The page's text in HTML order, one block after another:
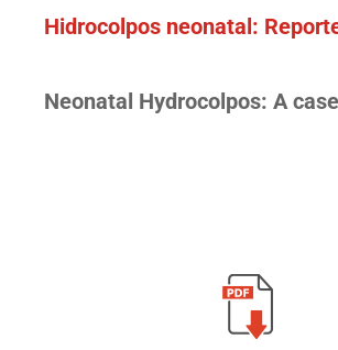
Hidrocolpos neonatal:
Neonatal Hydrocolpos: A